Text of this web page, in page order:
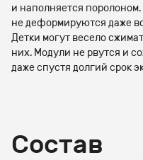
и наполняется
не деформируются даже
Детки могут весело
них. Модули не рвутся и
даже спустя долгий срок
Состав